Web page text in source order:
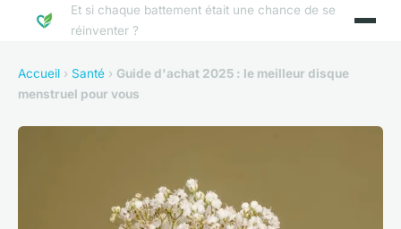
Et si chaque battement était une chance de se
réinventer ?
Accueil › Santé › Guide d'achat 2025 : le meilleur disque
menstruel pour vous